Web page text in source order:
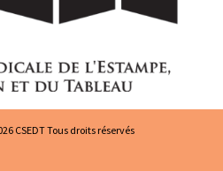
CSEDT Tous droits réservés